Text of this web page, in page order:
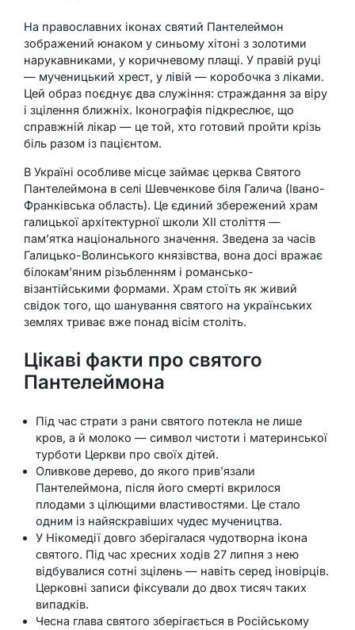
На православних іконах святий Пантелеймон
зображений юнаком у синьому хітоні з золотими
нарукавниками, у коричневому плащі. У правій руці
— мученицький хрест, у лівій — коробочка з ліками.
Цей образ поєднує два служіння: страждання за віру
і зцілення ближніх. Іконографія підкреслює, що
справжній лікар — це той, хто готовий пройти крізь
біль разом із пацієнтом.
В Україні особливе місце займає церква Святого
Пантелеймона в селі Шевченкове біля Галича (Івано-
Франківська область). Це єдиний збережений храм
галицької архітектурної школи XII століття —
пам’ятка національного значення. Зведена за часів
Галицько-Волинського князівства, вона досі вражає
білокам’яним різьбленням і романсько-
візантійськими формами. Храм стоїть як живий
свідок того, що шанування святого на українських
землях триває вже понад вісім століть.
Цікаві факти про святого
Пантелеймона
Під час страти з рани святого потекла не лише
кров, а й молоко — символ чистоти і материнської
турботи Церкви про своїх дітей.
Оливкове дерево, до якого прив’язали
Пантелеймона, після його смерті вкрилося
плодами з цілющими властивостями. Це стало
одним із найяскравіших чудес мучеництва.
У Нікомедії довго зберігалася чудотворна ікона
святого. Під час хресних ходів 27 липня з нею
відбувалися сотні зцілень — навіть серед іновірців.
Церковні записи фіксували до двох тисяч таких
випадків.
Чесна глава святого зберігається в Російському